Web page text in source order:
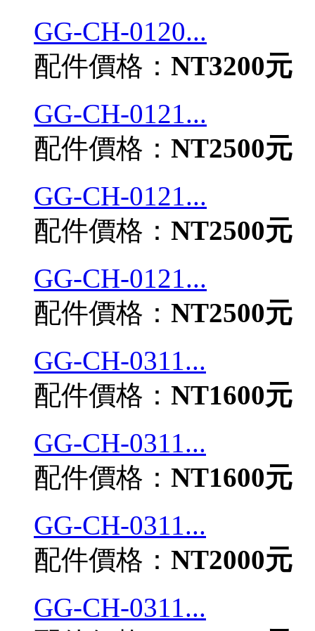
GG-CH-0120...
配件價格： NT3200元
GG-CH-0121...
配件價格： NT2500元
GG-CH-0121...
配件價格： NT2500元
GG-CH-0121...
配件價格： NT2500元
GG-CH-0311...
配件價格： NT1600元
GG-CH-0311...
配件價格： NT1600元
GG-CH-0311...
配件價格： NT2000元
GG-CH-0311...